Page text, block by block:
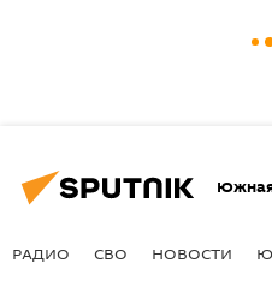
РАДИО СВО НОВОСТИ